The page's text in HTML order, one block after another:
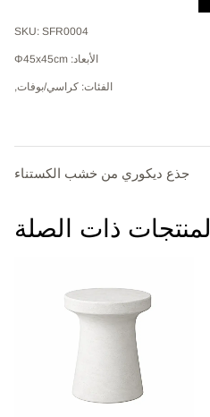
SKU: SFR0004
الأبعاد: Φ45x45cm
الفئات: كراسي/بوفات,
جذع ديكوري من خشب الكستناء
المنتجات ذات الصلة